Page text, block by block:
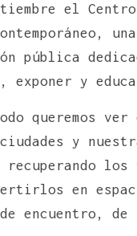
el
una
pública
exponer y
queremos
y
recuperando los
en
de encuentro, de